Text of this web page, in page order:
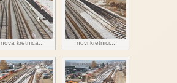
nova kretnica... novi kretnici...